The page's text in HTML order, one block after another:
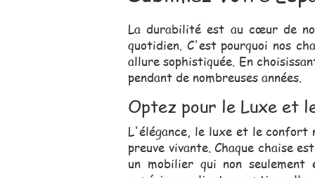
La durabilité est au cœur de
quotidien. C'est pourquoi nos
allure sophistiquée. En
pendant de nombreuses années.
Optez pour le Luxe et
L'élégance, le luxe et le confort
preuve vivante. Chaque chaise
un mobilier qui non